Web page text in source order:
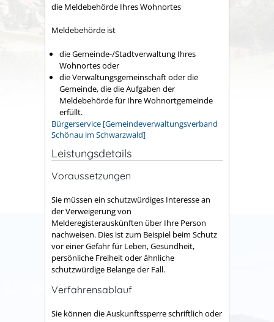
die Meldebehörde Ihres Wohnortes
Meldebehörde ist
die Gemeinde-/Stadtverwaltung Ihres
Wohnortes oder
die Verwaltungsgemeinschaft oder die
Gemeinde, die die Aufgaben der
Meldebehörde für Ihre Wohnortgemeinde
erfüllt.
Bürgerservice [Gemeindeverwaltungsverband
Schönau im Schwarzwald]
Leistungsdetails
Voraussetzungen
Sie müssen ein schutzwürdiges Interesse an
der Verweigerung von
Melderegisterauskünften über Ihre Person
nachweisen. Dies ist zum Beispiel beim Schutz
vor einer Gefahr für Leben, Gesundheit,
persönliche Freiheit oder ähnliche
schutzwürdige Belange der Fall.
Verfahrensablauf
Sie können die Auskunftssperre schriftlich oder